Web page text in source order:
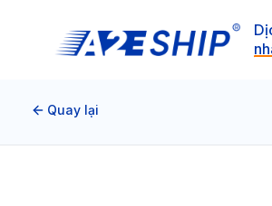
Quay lại